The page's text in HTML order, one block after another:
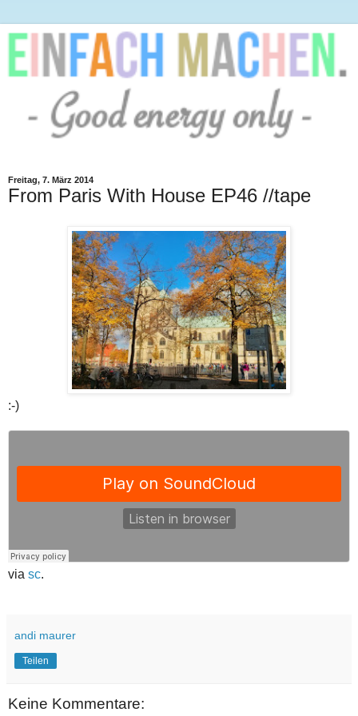
Freitag, 7. März 2014
From Paris With House EP46 //tape
:-)
via sc.
andi maurer
Teilen
Keine Kommentare: